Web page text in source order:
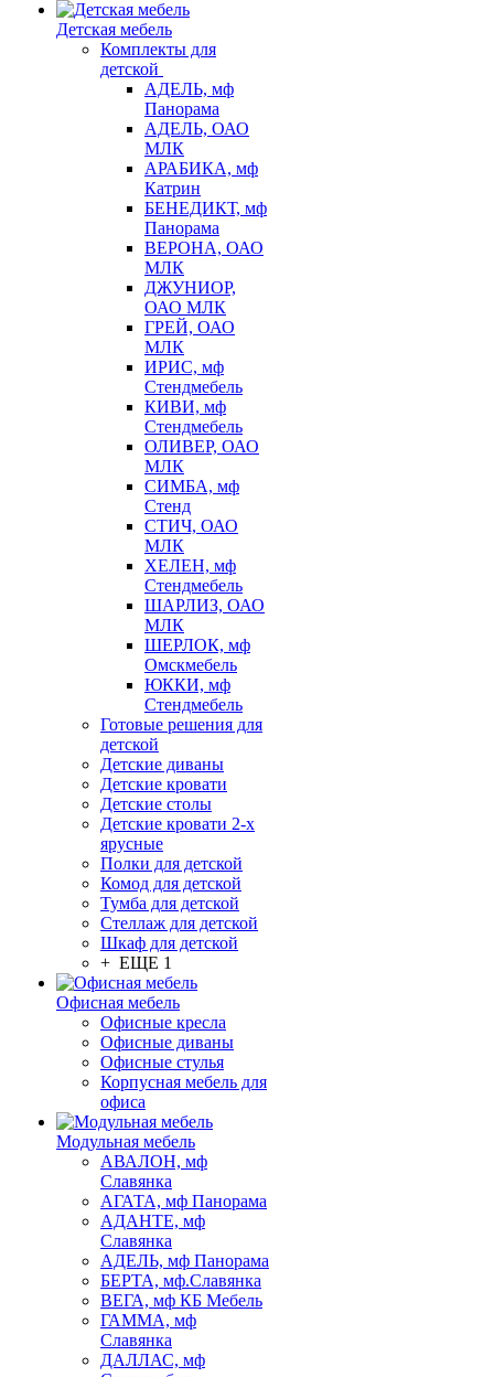
Детская мебель
Комплекты для
детской
АДЕЛЬ, мф
Панорама
АДЕЛЬ, ОАО
МЛК
АРАБИКА, мф
Катрин
БЕНЕДИКТ, мф
Панорама
ВЕРОНА, ОАО
МЛК
ДЖУНИОР,
ОАО МЛК
ГРЕЙ, ОАО
МЛК
ИРИС, мф
Стендмебель
КИВИ, мф
Стендмебель
ОЛИВЕР, ОАО
МЛК
СИМБА, мф
Стенд
СТИЧ, ОАО
МЛК
ХЕЛЕН, мф
Стендмебель
ШАРЛИЗ, ОАО
МЛК
ШЕРЛОК, мф
Омскмебель
ЮККИ, мф
Стендмебель
Готовые решения для
детской
Детские диваны
Детские кровати
Детские столы
Детские кровати 2-х
ярусные
Полки для детской
Комод для детской
Тумба для детской
Стеллаж для детской
Шкаф для детской
+ ЕЩЕ 1
Офисная мебель
Офисные кресла
Офисные диваны
Офисные стулья
Корпусная мебель для
офиса
Модульная мебель
АВАЛОН, мф
Славянка
АГАТА, мф Панорама
АДАНТЕ, мф
Славянка
АДЕЛЬ, мф Панорама
БЕРТА, мф.Славянка
ВЕГА, мф КБ Мебель
ГАММА, мф
Славянка
ДАЛЛАС, мф